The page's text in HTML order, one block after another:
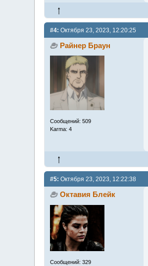
#4: Октября 23, 2023, 12:20:25
Райнер Браун
Сообщений: 509
Karma: 4
#5: Октября 23, 2023, 12:22:38
Октавия Блейк
Сообщений: 329